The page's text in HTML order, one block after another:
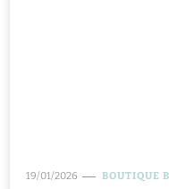
19/01/2026 BOUTIQUE